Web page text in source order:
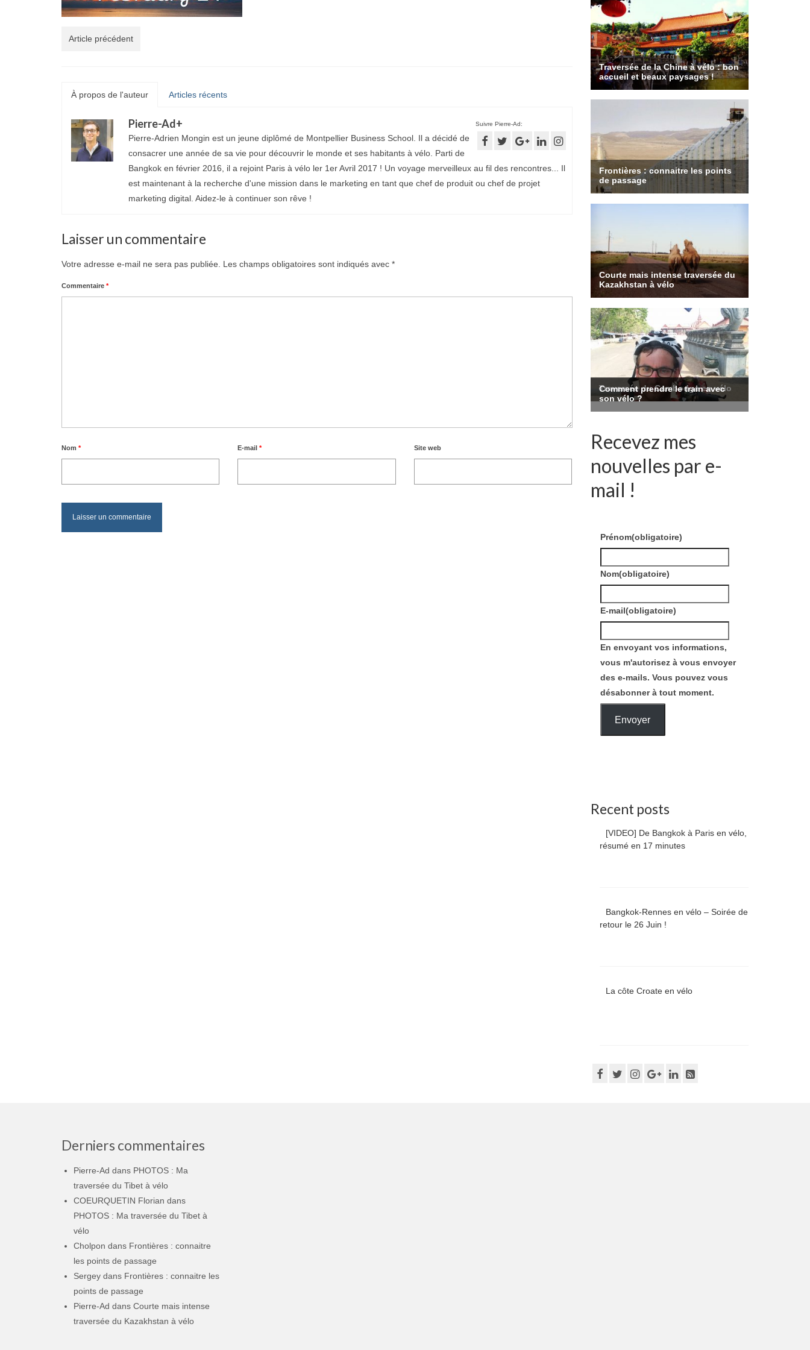
Article précédent
À propos de l'auteur Articles récents
Suivre Pierre-Ad:
Pierre-Ad+
Pierre-Adrien Mongin est un jeune diplômé de Montpellier Business School. Il a décidé de
consacrer une année de sa vie pour découvrir le monde et ses habitants à vélo. Parti de
Bangkok en février 2016, il a rejoint Paris à vélo ler 1er Avril 2017 ! Un voyage merveilleux au fil des rencontres... Il
est maintenant à la recherche d'une mission dans le marketing en tant que chef de produit ou chef de projet
marketing digital. Aidez-le à continuer son rêve !
Laisser un commentaire
Votre adresse e-mail ne sera pas publiée. Les champs obligatoires sont indiqués avec *
Commentaire *
Nom * E-mail* Site web
Recevez mes
nouvelles par e-
mail !
Prénom(obligatoire)
Nom(obligatoire)
E-mail(obligatoire)
En envoyant vos informations,
vous m'autorisez à vous envoyer
des e-mails. Vous pouvez vous
désabonner à tout moment.
Envoyer
Recent posts
[VIDEO] De Bangkok à Paris en vélo,
résumé en 17 minutes
Bangkok-Rennes en vélo – Soirée de
retour le 26 Juin !
La côte Croate en vélo
Derniers commentaires
Pierre-Ad dans PHOTOS : Ma
traversée du Tibet à vélo
COEURQUETIN Florian dans
PHOTOS : Ma traversée du Tibet à
vélo
Cholpon dans Frontières : connaitre
les points de passage
Sergey dans Frontières : connaitre les
points de passage
Pierre-Ad dans Courte mais intense
traversée du Kazakhstan à vélo